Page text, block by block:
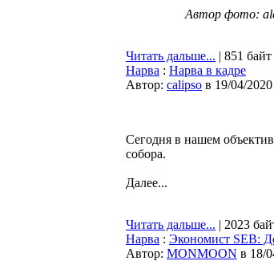
Автор фото:
Читать дальше... | 851 байт
Нарва : Нарва в кадре
Автор: calipso в 19/04/
Сегодня в нашем
собора.
Далее...
Читать дальше... | 2023
Нарва : Экономист SEB:
Автор: MONMOON в 18/